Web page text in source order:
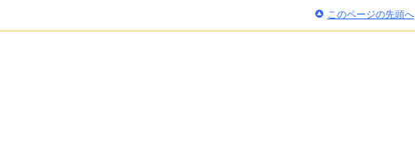
このページの先頭へ